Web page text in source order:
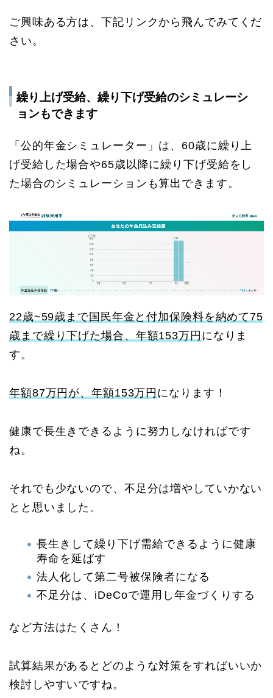
ご興味ある方は、下記リンクから飛んでみてくだ
さい。
繰り上げ受給、繰り下げ受給のシミュレーシ
ョンもできます
「公的年金シミュレーター」は、60歳に繰り上
げ受給した場合や65歳以降に繰り下げ受給をし
た場合のシミュレーションも算出できます。
22歳~59歳まで国民年金と付加保険料を納めて75
歳まで繰り下げた場合、年額153万円 になりま
す。
年額87万円が、年額153万円 になります！
健康で長生きできるように努力しなければです
ね。
それでも少ないので、不足分は増やしていかない
とと思いました。
長生きして繰り下げ需給できるように健康
寿命を延ばす
法人化して第二号被保険者になる
不足分は、iDeCoで運用し年金づくりする
など方法はたくさん！
試算結果があるとどのような対策をすればいいか
検討しやすいですね。